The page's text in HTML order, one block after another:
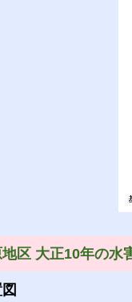
区 大正10年の水